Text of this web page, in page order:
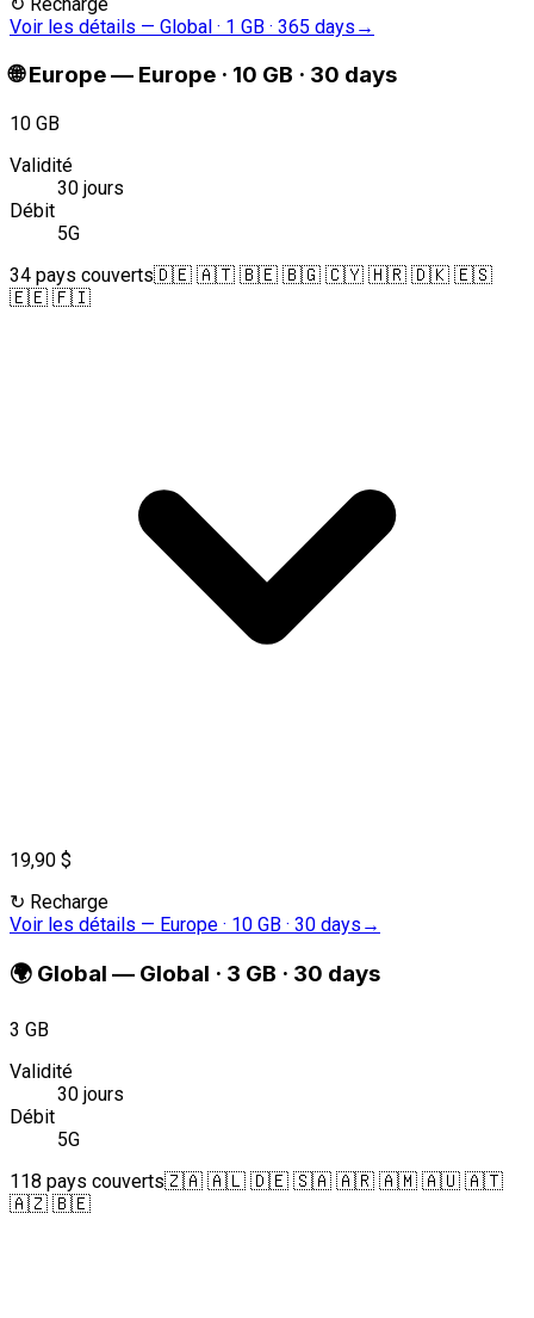
Voir les détails — Global · 1 GB · 365 days →
🌐 Europe— Europe · 10 GB · 30 days
10 GB
Validité
30 jours
Débit
5G
34 pays couverts🇩🇪 🇦🇹 🇧🇪 🇧🇬 🇨🇾 🇭🇷 🇩🇰 🇪🇸
🇪🇪 🇫🇮
19,90 $
↻ Recharge
Voir les détails — Europe · 10 GB · 30 days →
🌍 Global — Global · 3 GB · 30 days
3 GB
Validité
30 jours
Débit
5G
118 pays couverts🇿🇦 🇦🇱 🇩🇪 🇸🇦 🇦🇷 🇦🇲 🇦🇺 🇦🇹
🇦🇿 🇧🇪